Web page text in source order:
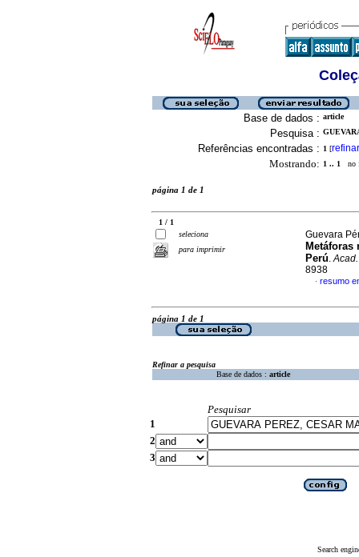
Base de dados : article
Pesquisa :
Referências encontradas : 1 [refinar
Mostrando: 1 .. 1 no
página 1 de 1
1 / 1
seleciona
para imprimir
Guevara
Metáforas
Perú.
8938
· resumo
página 1 de 1
Refinar a pesquisa
Base de dados : article
Pesquisar
1
2
3
Search